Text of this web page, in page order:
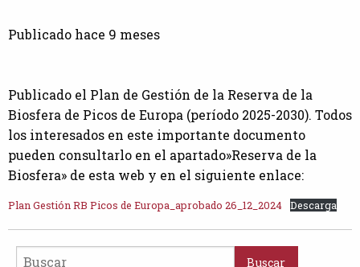
Publicado hace 9 meses
Publicado el Plan de Gestión de la Reserva de la
Biosfera de Picos de Europa (período 2025-2030). Todos
los interesados en este importante documento
pueden consultarlo en el apartado»Reserva de la
Biosfera» de esta web y en el siguiente enlace:
Plan Gestión RB Picos de Europa_aprobado 26_12_2024 Descarga